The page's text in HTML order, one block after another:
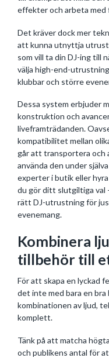
effekter och arbeta med
Det kräver dock mer
att kunna utnyttja
som vill ta din DJ-ing till
välja high-end-
klubbar och större
Dessa system erbjuder
konstruktion och
liveframträdanden.
kompatibilitet mellan
går att transportera och
använda den under
experter i butik eller
du gör ditt slutgiltiga val
rätt DJ-utrustning för
evenemang.
Kombinera
tillbehör till
För att skapa en lyckad
det inte med bara en
kombinationen av ljud,
komplett.
Tänk på att matcha
och publikens antal för